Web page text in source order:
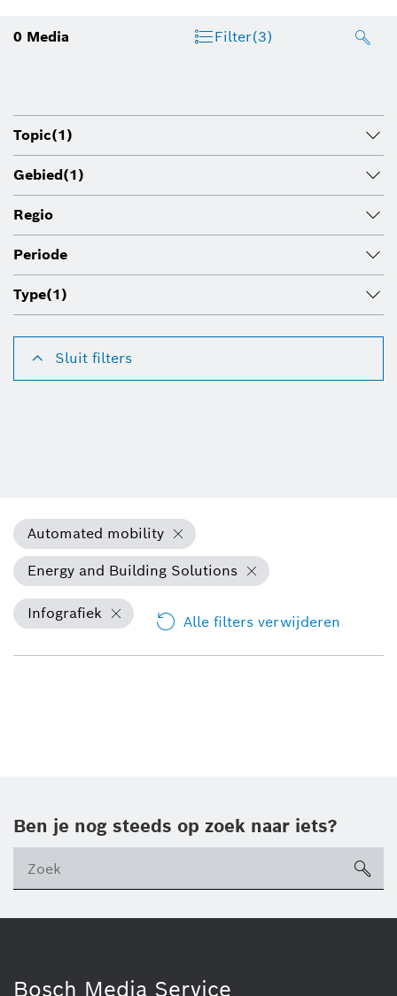
0 Media Filter(3)
Topic(1)
Gebied(1)
Regio
Periode
Type(1)
Sluit filters
Automated mobility
Energy and Building Solutions
Infografiek Alle filters verwijderen
Ben je nog steeds op zoek naar iets?
Bosch Media Service